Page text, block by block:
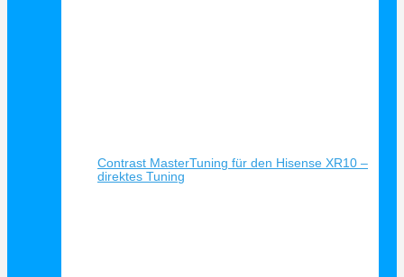
Contrast MasterTuning für den Hisense XR10 –
direktes Tuning